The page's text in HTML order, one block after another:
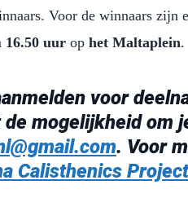
Voor de winnaars zijn
16.50 uur op het Maltaplein.
voor
mogelijkheid om
. Voor
Calisthenics Project